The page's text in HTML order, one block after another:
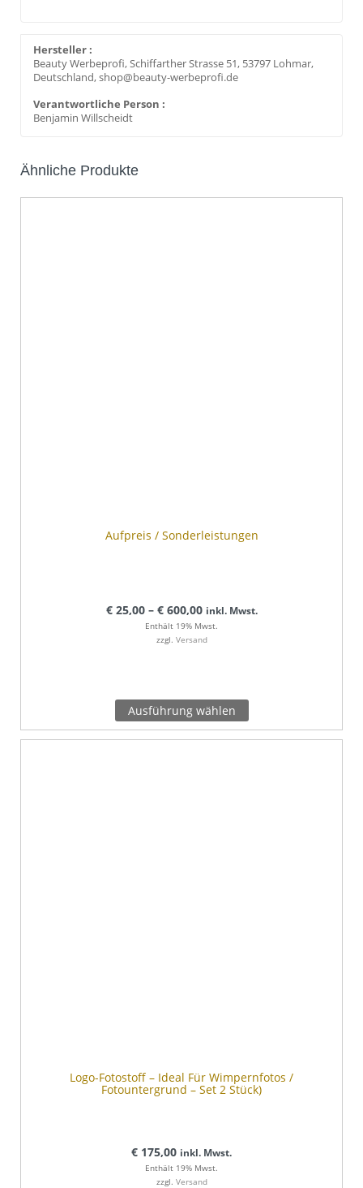
Hersteller :
Beauty Werbeprofi, Schiffarther Strasse 51, 53797 Lohmar,
Deutschland, shop@beauty-werbeprofi.de
Verantwortliche Person :
Benjamin Willscheidt
Ähnliche Produkte
Aufpreis / Sonderleistungen
€25,00 – €600,00 inkl. Mwst.
Enthält 19% Mwst.
zzgl. Versand
Ausführung wählen
Logo-Fotostoff – Ideal Für Wimpernfotos /
Fotountergrund – Set 2 Stück)
€ 175,00 inkl. Mwst.
Enthält 19% Mwst.
zzgl. Versand